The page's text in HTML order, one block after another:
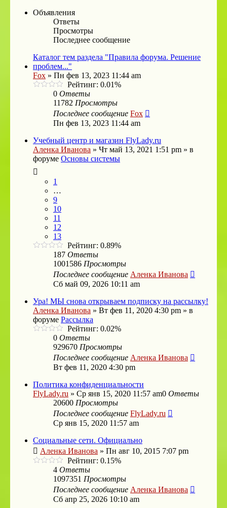
Объявления
Ответы
Просмотры
Последнее сообщение
Каталог тем раздела "Правила форума. Решение
проблем..."
Fox » Пн фев 13, 2023 11:44 am
Рейтинг: 0.01%
0 Ответы
11782 Просмотры
Последнее сообщение Fox
Пн фев 13, 2023 11:44 am
Учебный центр и магазин FlyLady.ru
Аленка Иванова » Чт май 13, 2021 1:51 pm » в
форуме Основы системы
1
…
9
10
11
12
13
Рейтинг: 0.89%
187 Ответы
1001586 Просмотры
Последнее сообщение Аленка Иванова
Сб май 09, 2026 10:11 am
Ура! МЫ снова открываем подписку на рассылку!
Аленка Иванова » Вт фев 11, 2020 4:30 pm » в
форуме Рассылка
Рейтинг: 0.02%
0 Ответы
929670 Просмотры
Последнее сообщение Аленка Иванова
Вт фев 11, 2020 4:30 pm
Политика конфиденциальности
FlyLady.ru » Ср янв 15, 2020 11:57 am0 Ответы
20600 Просмотры
Последнее сообщение FlyLady.ru
Ср янв 15, 2020 11:57 am
Социальные сети. Официально
Аленка Иванова » Пн авг 10, 2015 7:07 pm
Рейтинг: 0.15%
4 Ответы
1097351 Просмотры
Последнее сообщение Аленка Иванова
Сб апр 25, 2026 10:10 am